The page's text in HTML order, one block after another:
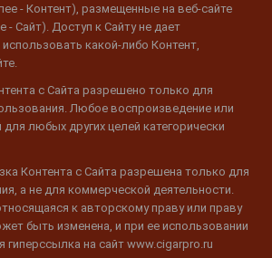
- Контент), размещенные на веб-сайте
- Сайт). Доступ к Сайту не дает
какой-либо Контент,
с Сайта разрешено только для
Любое воспроизведение или
любых других целей категорически
Контента с Сайта разрешена только для
а не для коммерческой деятельности.
к авторскому праву или праву
быть изменена, и при ее использовании
гиперссылка на сайт www.cigarpro.ru